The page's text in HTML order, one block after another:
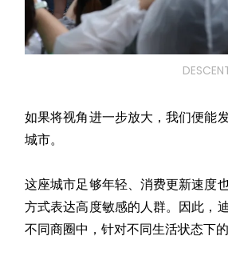
如果将视角进一步放大，我们便能
城市。
这座城市足够年轻、消费更新速度
方式表达高度敏感的人群。因此，
不同商圈中，针对不同生活状态下